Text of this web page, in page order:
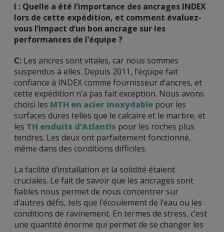
I : Quelle a été l’importance des ancrages INDEX
lors de cette expédition, et comment évaluez-
vous l’impact d’un bon ancrage sur les
performances de l’équipe ?
C: Les ancres sont vitales, car nous sommes
suspendus à elles. Depuis 2011, l’équipe fait
confiance à INDEX comme fournisseur d’ancres, et
cette expédition n’a pas fait exception. Nous avons
choisi les MTH en acier inoxydable pour les
surfaces dures telles que le calcaire et le marbre, et
les TH enduits d’Atlantis pour les roches plus
tendres. Les deux ont parfaitement fonctionné,
même dans des conditions difficiles.
La facilité d’installation et la solidité étaient
cruciales. Le fait de savoir que les ancrages sont
fiables nous permet de nous concentrer sur
d’autres défis, tels que l’écoulement de l’eau ou les
conditions de ravinement. En termes de stress, c’est
une quantité énorme qui permet de se changer les